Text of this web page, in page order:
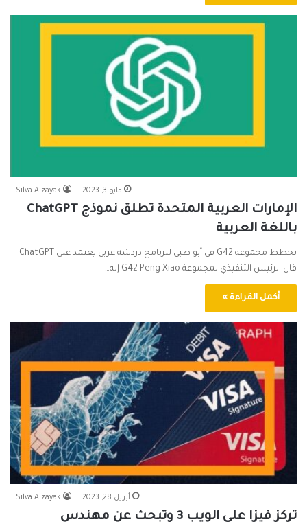
Silva Alzayak مايو 3, 2023
الإمارات العربية المتحدة تطلق نموذج ChatGPT
باللغة العربية
تخطط مجموعة G42 في أبو ظبي لبرنامج دردشة عربي يعتمد على ChatGPT
قال الرئيس التنفيذي لمجموعة G42 Peng Xiao إنه…
أكمل القراءة »
Silva Alzayak أبريل 28, 2023
تركز فيزا على الويب 3 وتبحث عن مهندس